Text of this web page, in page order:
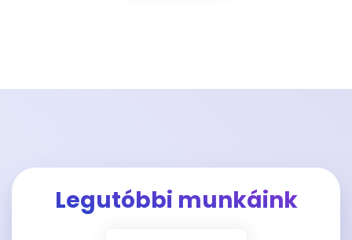
Legutóbbi munkáink